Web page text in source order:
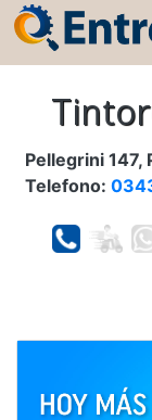
Pellegrini 147,
Telefono: